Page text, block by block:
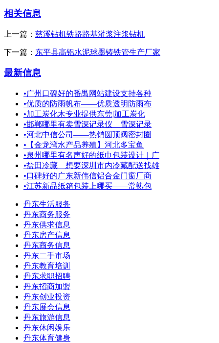
相关信息
上一篇： 慈溪钻机铁路路基灌浆注浆钻机
下一篇： 东平县高铝水泥球墨铸铁管生产厂家
最新信息
•广州口碑好的番禺网站建设支持各种
•优质的防雨帆布——优质透明防雨布
•加工炭化木专业提供东莞|加工炭化
•邯郸哪里有卖雪深记录仪 雪深记录
•河北中信公司——热销圆顶阀密封圈
• 【金龙湾水产品养殖】河北多宝鱼
•泉州哪里有名声好的纸巾包装设计｜广
•盐田冷藏＿想要深圳市内冷藏配送找雄
•口碑好的广东新伟信铝合金门窗厂商
•江苏新品纸箱包装上哪买——常熟包
丹东生活服务
丹东商务服务
丹东供求信息
丹东房产信息
丹东商务信息
丹东二手市场
丹东教育培训
丹东求职招聘
丹东招商加盟
丹东创业投资
丹东展会信息
丹东旅游信息
丹东休闲娱乐
丹东体育健身